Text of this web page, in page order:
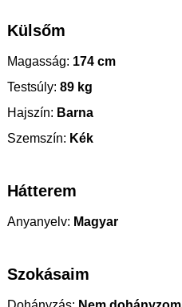
Külsőm
Magasság: 174 cm
Testsúly: 89 kg
Hajszín: Barna
Szemszín: Kék
Hátterem
Anyanyelv: Magyar
Szokásaim